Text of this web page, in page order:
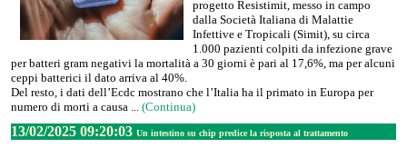
progetto Resistimit, messo in campo
dalla Società Italiana di Malattie
Infettive e Tropicali (Simit), su circa
1.000 pazienti colpiti da infezione grave
per batteri gram negativi la mortalità a 30 giorni è pari al 17,6%, ma per alcuni
ceppi batterici il dato arriva al 40%.
Del resto, i dati dell’Ecdc mostrano che l’Italia ha il primato in Europa per
numero di morti a causa ... (Continua)
13/02/2025 09:20:03 Un intestino su chip predice la risposta al trattamento